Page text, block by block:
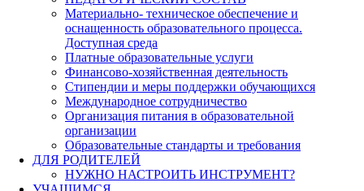
Материально- техническое обеспечение и
оснащенность образовательного процесса.
Доступная среда
Платные образовательные услуги
Финансово-хозяйственная деятельность
Стипендии и меры поддержки обучающихся
Международное сотрудничество
Организация питания в образовательной
организации
Образовательные стандарты и требования
ДЛЯ РОДИТЕЛЕЙ
НУЖНО НАСТРОИТЬ ИНСТРУМЕНТ?